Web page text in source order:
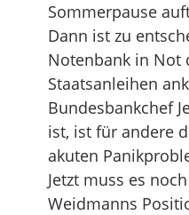
Sommerpause
Dann ist zu
Notenbank in Not
Staatsanleihen
Bundesbankchef
ist, ist für andere
akuten
Jetzt muss es
Weidmanns